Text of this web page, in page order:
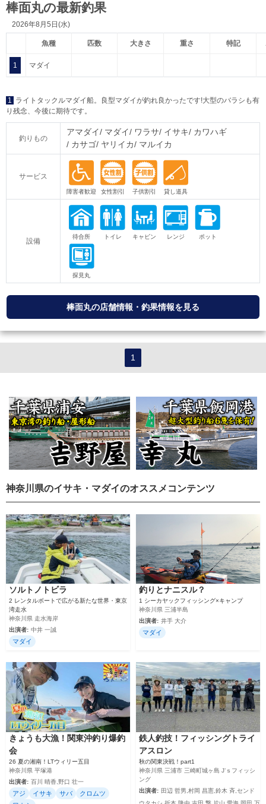
棒面丸の最新釣果
2026年8月5日(水)
魚種 匹数 大きさ 重さ 特記
1 マダイ
1 ライトタックルマダイ船。良型マダイが釣れ良かったです!大型のバラシも有
り残念、今後に期待です。
釣りもの
アマダイ マダイ ワラサ イサキ
カワハギ
カサゴ ヤリイカ マルイカ
サービス
設備
棒面丸の店舗情報・釣果情報を見る
1
神奈川県のイサキ・マダイのオススメコンテンツ
ソルトノトビラ
2 レンタルボートで広がる新たな世界・東京
湾走水
神奈川県 走水海岸
出演者: 中井 一誠
マダイ
釣りとナニスル？
1 シーカヤックフィッシング×キャンプ
神奈川県 三浦半島
出演者: 井手 大介
マダイ
きょうも大漁！関東沖釣り爆釣
会
26 夏の湘南！LTウィリー五目
神奈川県 平塚港
出演者: 百川 晴香,野口 壮一
アジ イサキ サバ
クロムツ
鉄人釣技！フィッシングトライ
アスロン
秋の関東決戦！part1
神奈川県 三浦市 三崎町城ヶ島 J’ｓフィッシ
ング
出演者: 田辺 哲男,村岡 昌憲,鈴木 斉,センド